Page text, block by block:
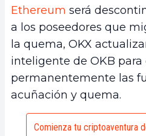
Ethereum será
a los poseedores que
la quema, OKX
inteligente de OKB
permanentemente las
acuñación y quema.
Comienza tu criptoaventura